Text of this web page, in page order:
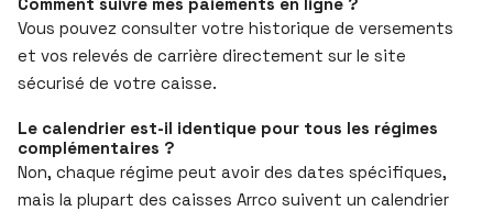
Vous pouvez consulter votre historique de versements
et vos relevés de carrière directement sur le site
sécurisé de votre caisse.
Le calendrier est-il identique pour tous les régimes
complémentaires ?
Non, chaque régime peut avoir des dates spécifiques,
mais la plupart des caisses Arrco suivent un calendrier